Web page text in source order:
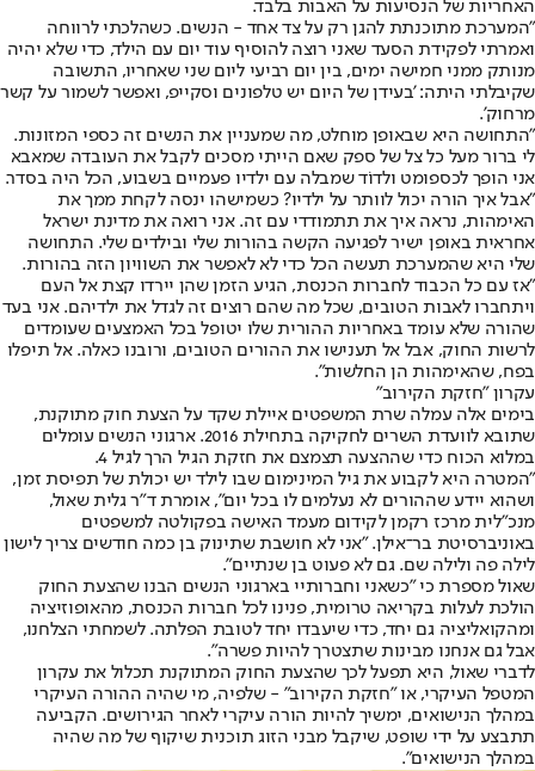
האחריות של הנסיעות על האבות בלבד.
"המערכת מתוכנתת להגן רק על צד אחד - הנשים. כשהלכתי לרווחה
ואמרתי לפקידת הסעד שאני רוצה להוסיף עוד יום עם הילד, כדי שלא יהיה
מנותק ממני חמישה ימים, בין יום רביעי ליום שני שאחריו, התשובה
שקיבלתי היתה: 'בעידן של היום יש טלפונים וסקייפ, ואפשר לשמור על קשר
מרחוק'.
"התחושה היא שבאופן מוחלט, מה שמעניין את הנשים זה כספי המזונות.
לי ברור מעל כל צל של ספק שאם הייתי מסכים לקבל את העובדה שמאבא
אני הופך לכספומט ולדוֹד שמבלה עם ילדיו פעמיים בשבוע, הכל היה בסדר.
"אבל איך הורה יכול לוותר על ילדיו? כשמישהו ינסה לקחת ממך את
האימהות, נראה איך את תתמודדי עם זה. אני רואה את מדינת ישראל
אחראית באופן ישיר לפגיעה הקשה בהורות שלי ובילדים שלי. התחושה
שלי היא שהמערכת תעשה הכל כדי לא לאפשר את השוויון הזה בהורות.
"אז עם כל הכבוד לחברות הכנסת, הגיע הזמן שהן יירדו קצת אל העם
ויתחברו לאבות הטובים, שכל מה שהם רוצים זה לגדל את ילדיהם. אני בעד
שהורה שלא עומד באחריות ההורית שלו יטופל בכל האמצעים שעומדים
לרשות החוק, אבל אל תענישו את ההורים הטובים, ורובנו כאלה. אל תיפלו
בפח, שהאימהות הן החלשות".
עקרון "חזקת הקירוב"
בימים אלה עמלה שרת המשפטים איילת שקד על הצעת חוק מתוקנת,
שתובא לוועדת השרים לחקיקה בתחילת 2016. ארגוני הנשים עומלים
במלוא הכוח כדי שההצעה תצמצם את חזקת הגיל הרך לגיל 4.
"המטרה היא לקבוע את גיל המינימום שבו לילד יש יכולת של תפיסת זמן,
ושהוא יידע שההורים לא נעלמים לו בכל יום", אומרת ד"ר גלית שאול,
מנכ"לית מרכז רקמן לקידום מעמד האישה בפקולטה למשפטים
באוניברסיטת בר־אילן. "אני לא חושבת שתינוק בן כמה חודשים צריך לישון
לילה פה ולילה שם. גם לא פעוט בן שנתיים".
שאול מספרת כי "כשאני וחברותיי בארגוני הנשים הבנו שהצעת החוק
הולכת לעלות בקריאה טרומית, פנינו לכל חברות הכנסת, מהאופוזיציה
ומהקואליציה גם יחד, כדי שיעבדו יחד לטובת הפלתה. לשמחתי הצלחנו,
אבל גם אנחנו מבינות שתצטרך להיות פשרה".
לדברי שאול, היא תפעל לכך שהצעת החוק המתוקנת תכלול את עקרון
המטפל העיקרי, או "חזקת הקירוב" - שלפיה, מי שהיה ההורה העיקרי
במהלך הנישואים, ימשיך להיות הורה עיקרי לאחר הגירושים. הקביעה
תתבצע על ידי שופט, שיקבל מבני הזוג תוכנית שיקוף של מה שהיה
במהלך הנישואים".